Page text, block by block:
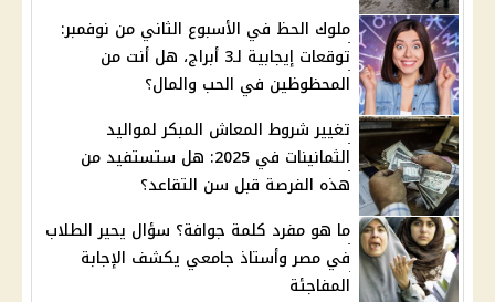
ملوك الحظ في الأسبوع الثاني من نوفمبر:
توقعات إيجابية لـ3 أبراج، هل أنت من
المحظوظين في الحب والمال؟
تغيير شروط المعاش المبكر لمواليد
الثمانينات في 2025: هل ستستفيد من
هذه الفرصة قبل سن التقاعد؟
ما هو مفرد كلمة جوافة؟ سؤال يحير الطلاب
في مصر وأستاذ جامعي يكشف الإجابة
المفاجئة